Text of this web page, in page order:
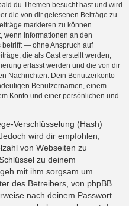
du Themen besucht hast und wird
die von dir gelesenen Beiträge zu
markieren zu können.
wenn Informationen an den
betrifft — ohne Anspruch auf
die als Gast erstellt werden,
erfasst werden und die von dir
Nachrichten. Dein Benutzerkonto
Benutzernamen, einem
Konto und einer persönlichen und
Verschlüsselung (Hash)
wird dir empfohlen,
von Webseiten zu
zu deinem
mit ihm sorgsam um.
des Betreibers, von phpBB
nach deinem Passwort